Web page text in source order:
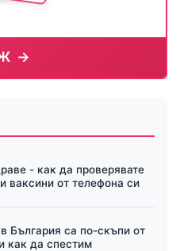
→
- как да проверявате
ваксини от телефона си
България са по-скъпи от
как да спестим